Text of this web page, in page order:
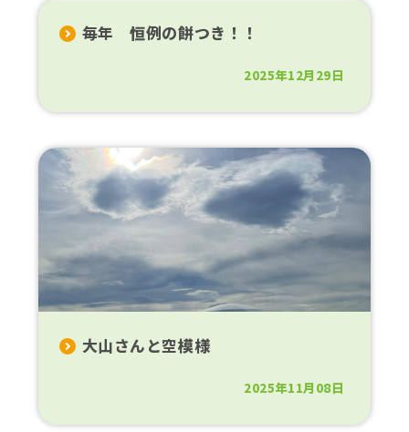
毎年 恒例の餅つき！！
2025年12月29日
大山さんと空模様
2025年11月08日